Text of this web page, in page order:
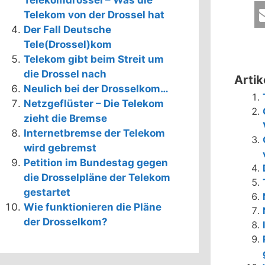
Telekom von der Drossel hat
Der Fall Deutsche
Tele(Drossel)kom
Telekom gibt beim Streit um
die Drossel nach
Neulich bei der Drosselkom…
Netzgeflüster – Die Telekom
zieht die Bremse
Internetbremse der Telekom
wird gebremst
Petition im Bundestag gegen
die Drosselpläne der Telekom
gestartet
Wie funktionieren die Pläne
der Drosselkom?